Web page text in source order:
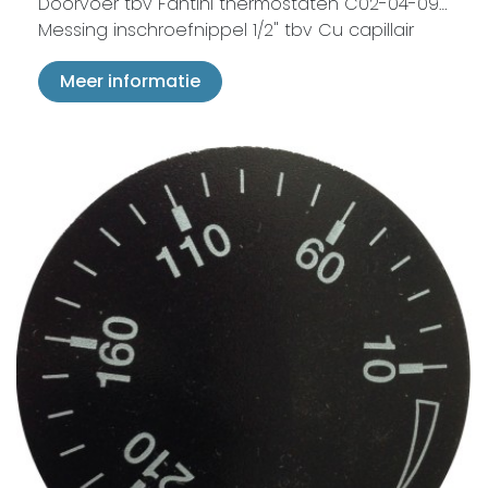
Messing inschroefnippel 1/2" tbv Cu capillair
Meer informatie